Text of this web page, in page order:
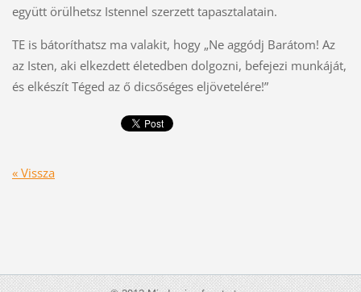
együtt örülhetsz Istennel szerzett tapasztalatain.
TE is bátoríthatsz ma valakit, hogy „Ne aggódj Barátom! Az
az Isten, aki elkezdett életedben dolgozni, befejezi munkáját,
és elkészít Téged az ő dicsőséges eljövetelére!”
« Vissza